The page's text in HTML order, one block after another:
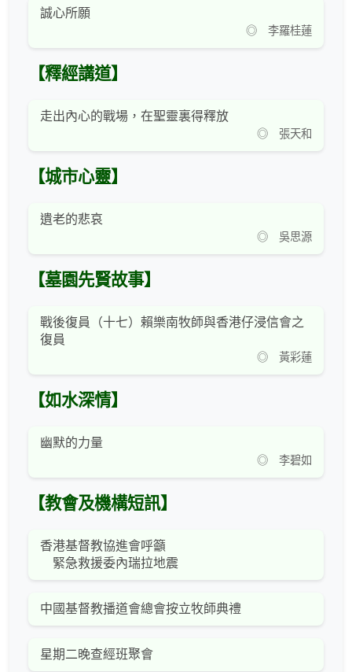
誠心所願
◎ 李羅桂蓮
【釋經講道】
走出內心的戰場，在聖靈裏得釋放
◎ 張天和
【城市心靈】
遺老的悲哀
◎ 吳思源
【墓園先賢故事】
戰後復員（十七）賴樂南牧師與香港仔浸信會之
復員
◎ 黃彩蓮
【如水深情】
幽默的力量
◎ 李碧如
【教會及機構短訊】
香港基督教協進會呼籲
緊急救援委內瑞拉地震
中國基督教播道會總會按立牧師典禮
星期二晚查經班聚會